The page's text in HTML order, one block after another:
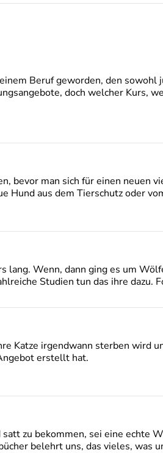
Beruf geworden, den sowohl
doch welcher Kurs,
bevor man sich für einen neuen
Hund aus dem Tierschutz oder
Wenn, dann ging es um
Studien tun das ihre dazu.
Katze irgendwann sterben wird
erstellt hat.
zu bekommen, sei eine echte
belehrt uns, das vieles, was